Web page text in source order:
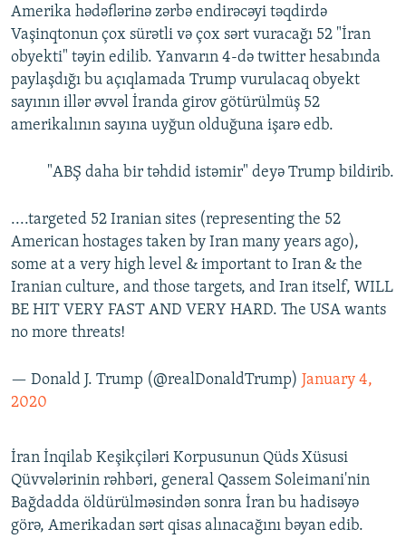
Amerika hədəflərinə zərbə endirəcəyi təqdirdə
Vaşinqtonun çox sürətli və çox sərt vuracağı 52 "İran
obyekti" təyin edilib. Yanvarın 4-də twitter hesabında
paylaşdığı bu açıqlamada Trump vurulacaq obyekt
sayının illər əvvəl İranda girov götürülmüş 52
amerikalının sayına uyğun olduğuna işarə edb.
"ABŞ daha bir təhdid istəmir" deyə Trump bildirib.
....targeted 52 Iranian sites (representing the 52
American hostages taken by Iran many years ago),
some at a very high level & important to Iran & the
Iranian culture, and those targets, and Iran itself, WILL
BE HIT VERY FAST AND VERY HARD. The USA wants
no more threats!
— Donald J. Trump (@realDonaldTrump) January 4,
2020
İran İnqilab Keşikçiləri Korpusunun Qüds Xüsusi
Qüvvələrinin rəhbəri, general Qassem Soleimani'nin
Bağdadda öldürülməsindən sonra İran bu hadisəyə
görə, Amerikadan sərt qisas alınacağını bəyan edib.